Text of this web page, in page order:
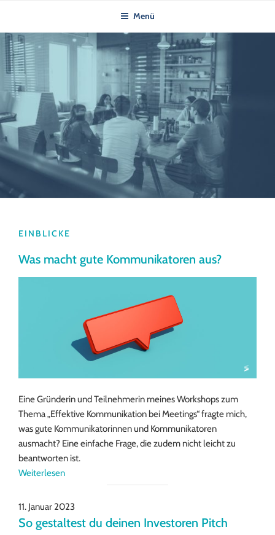
springen
Menü
EINBLICKE
Was macht gute Kommunikatoren aus?
Eine Gründerin und Teilnehmerin meines Workshops zum
Thema „Effektive Kommunikation bei Meetings“ fragte mich,
was gute Kommunikatorinnen und Kommunikatoren
ausmacht? Eine einfache Frage, die zudem nicht leicht zu
beantworten ist.
Weiterlesen
11. Januar 2023
So gestaltest du deinen Investoren Pitch